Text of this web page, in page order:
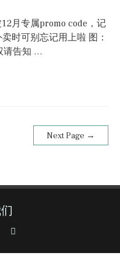
月专属promo code，记
时可别忘记用上啦 图：
请告知 …
Next Page →